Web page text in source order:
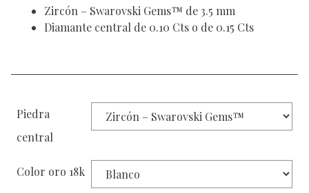
Zircón – Swarovski Gems™ de 3.5 mm
Diamante central de 0.10 Cts o de 0.15 Cts
Piedra
central
Color oro 18k